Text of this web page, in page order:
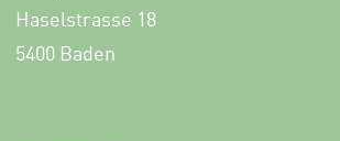
Haselstrasse 18
5400 Baden